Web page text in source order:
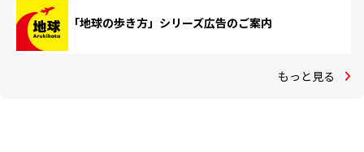
「地球の歩き方」シリーズ広告のご案内
もっと見る